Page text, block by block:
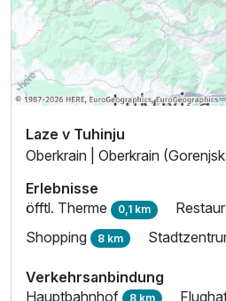
Laze v Tuhinju
Oberkrain | Oberkrain
Erlebnisse
öfftl. Therme 0,1 km
Shopping 8 km
Verkehrsanbindung
Hauptbahnhof 8 km